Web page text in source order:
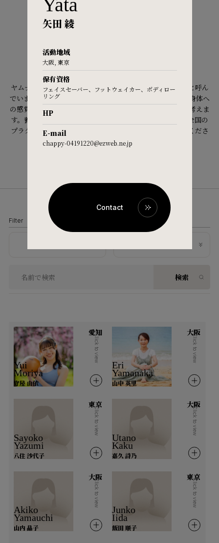
Practitioners site
Yata
矢田 綾
活動地域
大阪, 東京
保有資格
フェイスセーバー、フットウェイカー、ボディロー
リング
HP
E-mail
chappy-04191220@ezweb.ne.jp
Contact
NEAR ME
プラクティショナーとは？
ヤムナでは有資格者のことを認定「プラクティショナー」と呼ん
でいます。 自らも常にヤムナの「実践者」であることが、身体へ
の感覚と理解を深め、 よりよい指導に繋がるとヤムナでは考えま
す。養成講習を受け、課題と試験に合格して認定を受けた全国の
プラクティショナーから、質の高いレッスンを是非お受けくださ
い。
Filter
検索
秋田県 山形県 福島県
関東
茨城県 栃木県 群馬県 埼玉県
東京都
北陸
新潟県 富山県 石川県
長野県 岐阜県 静岡県
愛知
Yui
Moriya
守屋 由依
Click to view
大阪
Eri
Yamanaka
山中 英里
Click to view
東京
Sayoko
Yazumi
八住 沙代子
Click to view
大阪
Utano
Kaku
嘉久 詩乃
Click to view
大阪
Akiko
Yamauchi
山内 晶子
Click to view
東京
Junko
Iida
飯田 順子
Click to view